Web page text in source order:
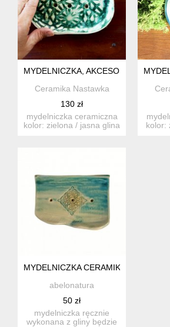
MYDELNICZKA, AKCESORIA DO
Ceramika Nastawka
130 zł
mydelniczka ceramiczna
kolor: zielona / jasna glina
kolor:
MYDELNICZKA CERAMIKA
abelonatura
50 zł
mydelniczka ręcznie
wykonana z gliny będzie